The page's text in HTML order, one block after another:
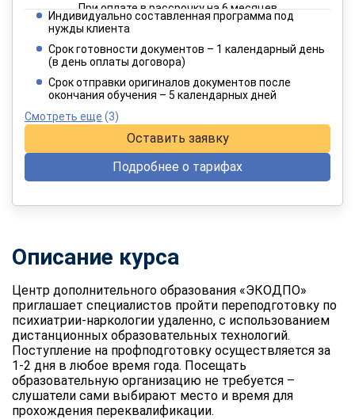
При оплате в рассрочку на 6 месяцев
4 949 руб. / 8 249 руб.
При оплате в рассрочку на 12 месяцев
Индивидуально составленная программа под
нужды клиента
Срок готовности документов – 1 календарный день
(в день оплаты договора)
Срок отправки оригиналов документов после
окончания обучения – 5 календарных дней
Смотреть еще (3)
Оставить заявку
Подробнее о тарифах
Описание курса
Центр дополнительного образования «ЭКОДПО»
приглашает специалистов пройти переподготовку по
психиатрии-наркологии удаленно, с использованием
дистанционных образовательных технологий.
Поступление на профподготовку осуществляется за
1-2 дня в любое время года. Посещать
образовательную организацию не требуется –
слушатели сами выбирают место и время для
прохождения переквалификации.